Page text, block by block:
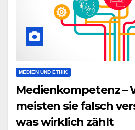
MEDIEN UND ETHIK
Medienkompetenz –
meisten sie falsch
was wirklich zählt